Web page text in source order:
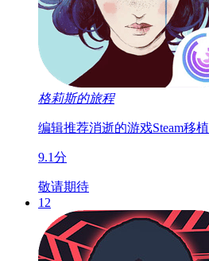
格莉斯的旅程
编辑推荐消逝的游戏Steam移植
9.1分
敬请期待
12